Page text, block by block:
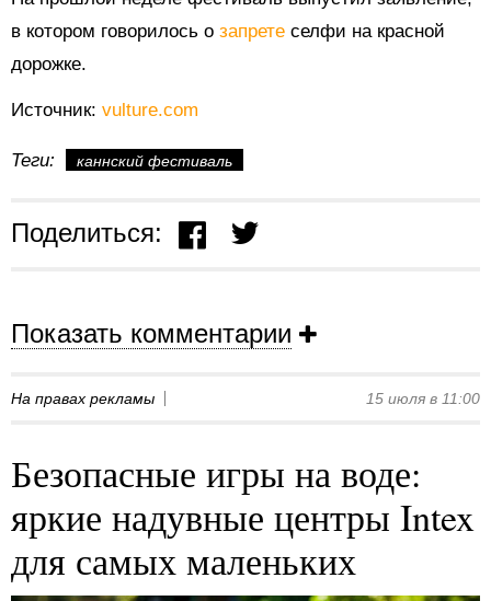
в котором говорилось о запрете селфи на красной
дорожке.
Источник: vulture.com
Теги: каннский фестиваль
Поделиться:
Показать комментарии
На правах рекламы 15 июля в 11:00
Безопасные игры на воде:
яркие надувные центры Intex
для самых маленьких